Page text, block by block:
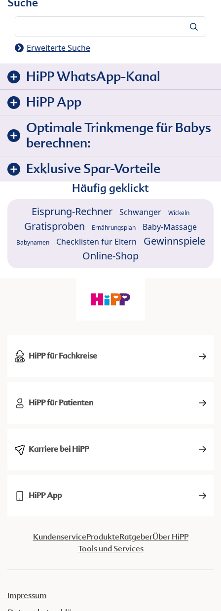
Erweiterte Suche
HiPP WhatsApp-Kanal
HiPP App
Optimale Trinkmenge für Babys
berechnen:
Exklusive Spar-Vorteile
Häufig geklickt
Eisprung-Rechner Schwanger Wickeln
Gratisproben Ernährungsplan Baby-Massage
Babynamen Checklisten für Eltern
Gewinnspiele
Online-Shop
HiPP für Fachkreise
HiPP für Patienten
Karriere bei HiPP
HiPP App
KundenserviceProdukteRatgeberÜber HiPP
Tools und Services
Impressum